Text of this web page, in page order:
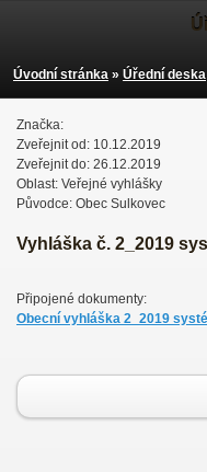
Úvodní stránka » Úřední deska
Značka:
Zveřejnit od: 10.12.2019
Zveřejnit do: 26.12.2019
Oblast: Veřejné vyhlášky
Původce: Obec Sulkovec
Vyhláška č. 2_2019
Připojené dokumenty:
Obecní vyhláška 2_2019